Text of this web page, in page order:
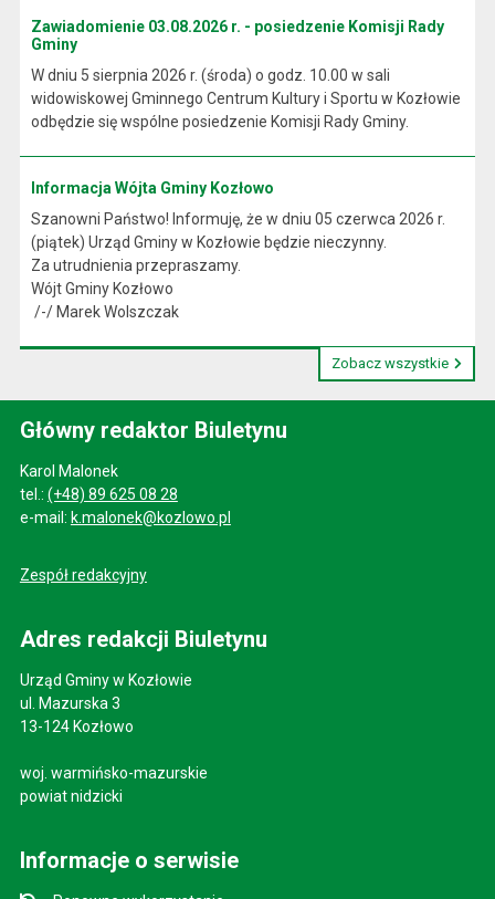
Zawiadomienie 03.08.2026 r. - posiedzenie Komisji Rady
Gminy
W dniu 5 sierpnia 2026 r. (środa) o godz. 10.00 w sali
widowiskowej Gminnego Centrum Kultury i Sportu w Kozłowie
odbędzie się wspólne posiedzenie Komisji Rady Gminy.
Informacja Wójta Gminy Kozłowo
Szanowni Państwo! Informuję, że w dniu 05 czerwca 2026 r.
(piątek) Urząd Gminy w Kozłowie będzie nieczynny.
Za utrudnienia przepraszamy.
Wójt Gminy Kozłowo
/-/ Marek Wolszczak
Zobacz wszystkie
Główny redaktor Biuletynu
Karol Malonek
tel.: (+48) 89 625 08 28
e-mail: k.malonek@kozlowo.pl
Zespół redakcyjny
Adres redakcji Biuletynu
Urząd Gminy w Kozłowie
ul. Mazurska 3
13-124 Kozłowo
woj. warmińsko-mazurskie
powiat nidzicki
Informacje o serwisie